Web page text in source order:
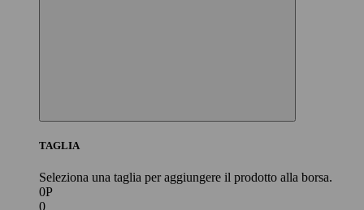
TAGLIA
Seleziona una taglia per aggiungere il prodotto alla borsa.
0P
0